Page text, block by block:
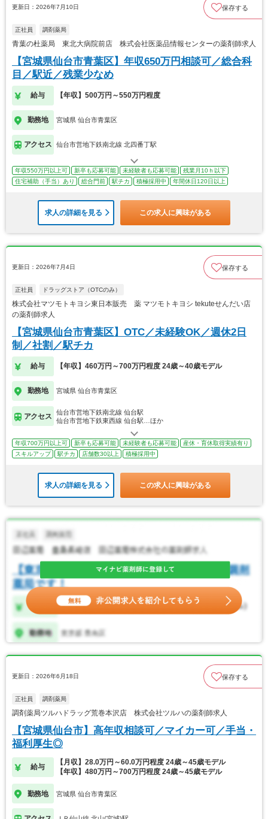
更新日：2026年7月10日 保存する
正社員 調剤薬局
青葉の杜薬局 東北大病院前店 株式会社医薬品情報センターの薬剤師求人
【宮城県仙台市青葉区】年収650万円相談可／総合科
目／駅近／残業少なめ
給与 【年収】500万円～550万円程度
勤務地 宮城県 仙台市青葉区
アクセス 仙台市営地下鉄南北線 北四番丁駅
年収550万円以上可 新卒も応募可能 未経験者も応募可能
残業月10ｈ以下
住宅補助（手当）あり
総合門前 駅チカ 積極採用中 年間休日120日以上
求人の詳細を見る この求人に興味がある
更新日：2026年7月4日 保存する
正社員 ドラッグストア（OTCのみ）
株式会社マツモトキヨシ東日本販売 薬 マツモトキヨシ tekuteせんだい店
の薬剤師求人
【宮城県仙台市青葉区】OTC／未経験OK／週休2日
制／社割／駅チカ
給与 【年収】460万円～700万円程度 24歳～40歳モデル
勤務地 宮城県 仙台市青葉区
アクセス
仙台市営地下鉄南北線 仙台駅
仙台市営地下鉄東西線 仙台駅…ほか
年収700万円以上可 新卒も応募可能 未経験者も応募可能
産休・育休取得実績有り
スキルアップ
駅チカ 店舗数30以上 積極採用中
求人の詳細を見る この求人に興味がある
更新日：2026年6月18日 保存する
正社員 調剤薬局
調剤薬局ツルハドラッグ荒巻本沢店 株式会社ツルハの薬剤師求人
【宮城県仙台市】高年収相談可／マイカー可／手当・
福利厚生◎
給与
【月収】28.0万円～60.0万円程度 24歳～45歳モデル
【年収】480万円～700万円程度 24歳～45歳モデル
勤務地 宮城県 仙台市青葉区